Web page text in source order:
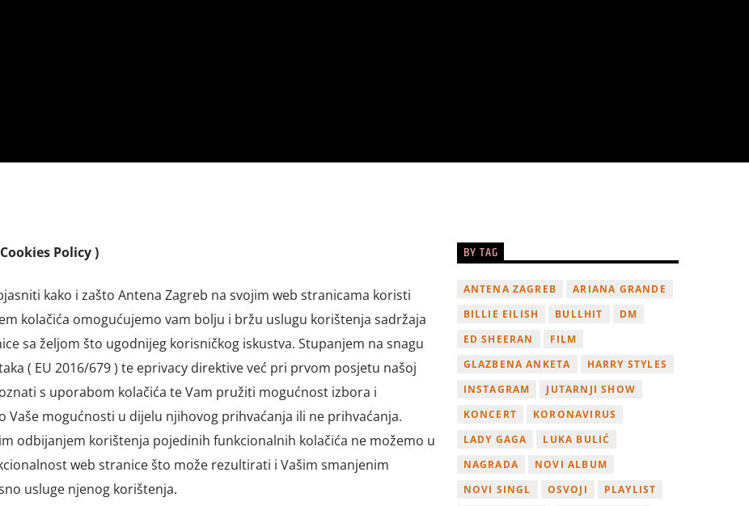
Policy )
kako i zašto Antena Zagreb na svojim web stranicama koristi
kolačića omogućujemo vam bolju i bržu uslugu korištenja sadržaja
sa željom što ugodnijeg korisničkog iskustva. Stupanjem na snagu
( EU 2016/679 ) te eprivacy direktive već pri prvom posjetu našoj
s uporabom kolačića te Vam pružiti mogućnost izbora i
Vaše mogućnosti u dijelu njihovog prihvaćanja ili ne prihvaćanja.
odbijanjem korištenja pojedinih funkcionalnih kolačića ne možemo u
web stranice što može rezultirati i Vašim smanjenim
usluge njenog korištenja.
BY TAG
ANTENA ZAGREB
ARIANA GRANDE
BILLIE EILISH
BULLHIT
DM
ED SHEERAN
FILM
GLAZBENA ANKETA
HARRY STYLES
INSTAGRAM
JUTARNJI SHOW
KONCERT
KORONAVIRUS
LADY GAGA
LUKA BULIĆ
NAGRADA
NOVI ALBUM
NOVI SINGL
OSVOJI
PLAYLIST